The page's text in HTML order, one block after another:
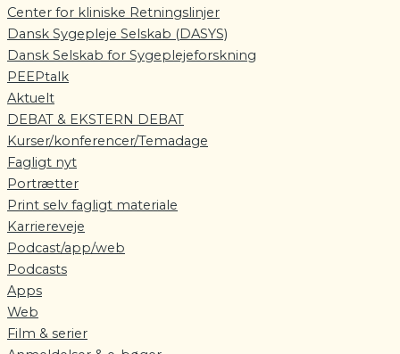
Center for kliniske Retningslinjer
Dansk Sygepleje Selskab (DASYS)
Dansk Selskab for Sygeplejeforskning
PEEPtalk
Aktuelt
DEBAT & EKSTERN DEBAT
Kurser/konferencer/Temadage
Fagligt nyt
Portrætter
Print selv fagligt materiale
Karriereveje
Podcast/app/web
Podcasts
Apps
Web
Film & serier